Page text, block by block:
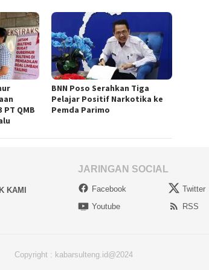
QMB
BNN Poso Serahkan Tiga
Pelajar Positif Narkotika ke
Pemda Parimo
KAMI
JARINGAN SOCIAL
Facebook Twitter
Youtube
RSS
Copyright : kabarsulteng.id@2024